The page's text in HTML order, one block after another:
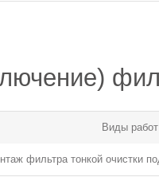
Виды работ
фильтра тонкой очистки